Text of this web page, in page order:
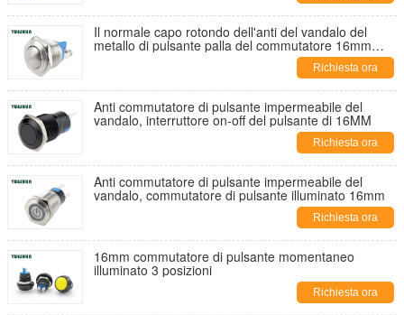
Il normale capo rotondo dell'anti del vandalo del
metallo di pulsante palla del commutatore 16mm
Richiesta ora
Anti commutatore di pulsante impermeabile del
vandalo, interruttore on-off del pulsante di 16MM
Richiesta ora
Anti commutatore di pulsante impermeabile del
vandalo, commutatore di pulsante illuminato 16mm
Richiesta ora
16mm commutatore di pulsante momentaneo
illuminato 3 posizioni
Richiesta ora